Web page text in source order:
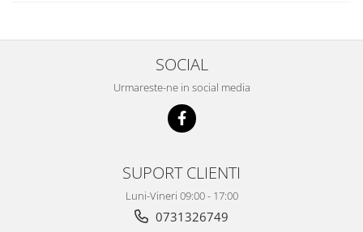
SOCIAL
Urmareste-ne in social media
SUPORT CLIENTI
Luni-Vineri 09:00 - 17:00
0731326749